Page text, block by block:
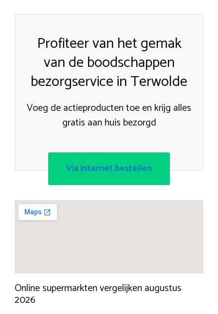
Profiteer van het gemak
van de boodschappen
bezorgservice in Terwolde
Voeg de actieproducten toe en krijg alles
gratis aan huis bezorgd
Via internet bestellen
Online supermarkten vergelijken augustus
2026